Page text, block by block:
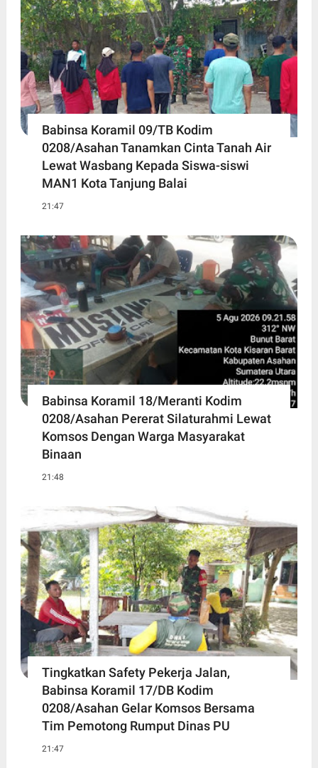
Babinsa Koramil 09/TB Kodim
0208/Asahan Tanamkan Cinta Tanah Air
Lewat Wasbang Kepada Siswa-siswi
MAN1 Kota Tanjung Balai
21:47
Babinsa Koramil 18/Meranti Kodim
0208/Asahan Pererat Silaturahmi Lewat
Komsos Dengan Warga Masyarakat
Binaan
21:48
Tingkatkan Safety Pekerja Jalan,
Babinsa Koramil 17/DB Kodim
0208/Asahan Gelar Komsos Bersama
Tim Pemotong Rumput Dinas PU
21:47